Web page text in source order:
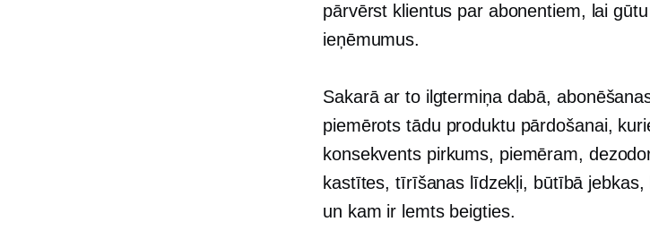
pārvērst klientus par abonentiem, lai
ieņēmumus.
Sakarā ar to ilgtermiņadabā,
piemērots tādu produktu pārdošanai,
konsekvents pirkums, piemēram,
kastītes, tīrīšanas līdzekļi, būtībā
un kam ir lemts beigties.